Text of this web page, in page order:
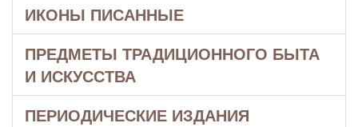
ИКОНЫ ПИСАННЫЕ
ПРЕДМЕТЫ ТРАДИЦИОННОГО БЫТА
И ИСКУССТВА
ПЕРИОДИЧЕСКИЕ ИЗДАНИЯ